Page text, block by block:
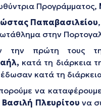
Προγράμματος,
Παπαβασιλείου
στην
την πρώτη τους
κατά τη διάρκεια
κατά τη
να
Βασιλή Πλευρίτουνα